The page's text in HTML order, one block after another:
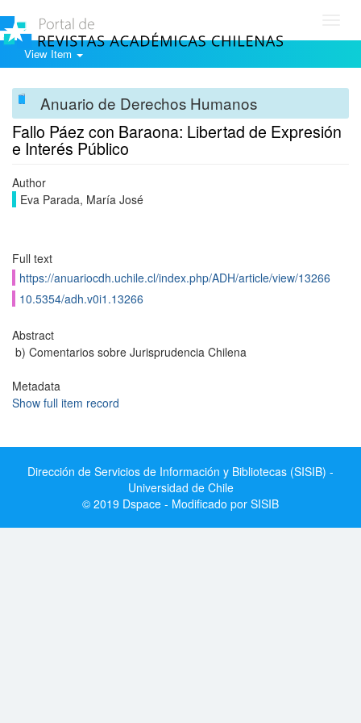
View Item
Anuario de Derechos Humanos
Fallo Páez con Baraona: Libertad de Expresión
e Interés Público
Author
Eva Parada, María José
Full text
https://anuariocdh.uchile.cl/index.php/ADH/article/view/13266
10.5354/adh.v0i1.13266
Abstract
b) Comentarios sobre Jurisprudencia Chilena
Metadata
Show full item record
Dirección de Servicios de Información y Bibliotecas (SISIB) -
Universidad de Chile
© 2019 Dspace - Modificado por SISIB